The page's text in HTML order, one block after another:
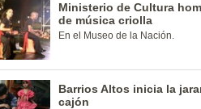
Ministerio de Cultura
de música criolla
En el Museo de la Nación.
Barrios Altos inicia la
cajón